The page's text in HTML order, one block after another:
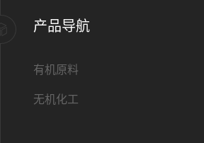
产品导航
有机原料
无机化工